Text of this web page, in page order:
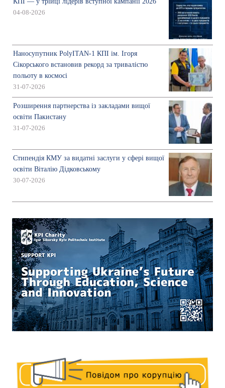
04-08-2026
Наносупутник PolyITAN-1 КПІ ім. Ігоря
Сікорського встановив рекорд за тривалістю
польоту в космосі
31-07-2026
Розширення партнерства із закладами вищої
освіти Пакистану
31-07-2026
Стипендія КМУ за видатні заслуги у сфері вищої
освіти Віталію Дідковському
30-07-2026